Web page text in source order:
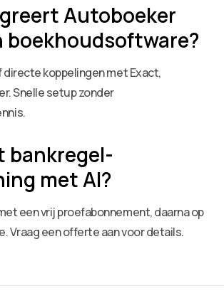
Autoboeker
boekhoudsoftware?
directe koppelingen met Exact,
Snelle setup zonder
bankregel-
met AI?
een vrij proefabonnement, daarna op
Vraag een offerte aan voor details.